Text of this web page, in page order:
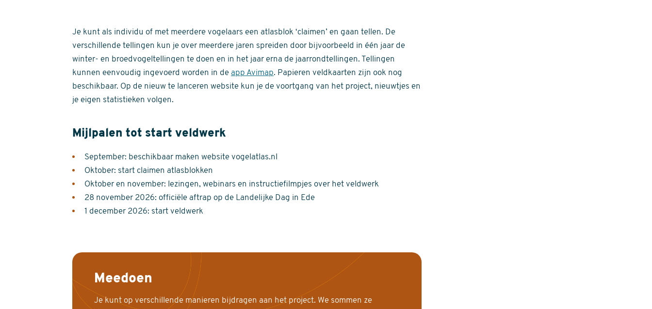
Je kunt als individu of met meerdere vogelaars een atlasblok ‘claimen’ en gaan tellen. De
verschillende tellingen kun je over meerdere jaren spreiden door bijvoorbeeld in één jaar de
winter- en broedvogeltellingen te doen en in het jaar erna de jaarrondtellingen. Tellingen
kunnen eenvoudig ingevoerd worden in de app Avimap. Papieren veldkaarten zijn ook nog
beschikbaar. Op de nieuw te lanceren website kun je de voortgang van het project, nieuwtjes en
je eigen statistieken volgen.
Mijlpalen tot start veldwerk
September: beschikbaar maken website vogelatlas.nl
Oktober: start claimen atlasblokken
Oktober en november: lezingen, webinars en instructiefilmpjes over het veldwerk
28 november 2026: officiële aftrap op de Landelijke Dag in Ede
1 december 2026: start veldwerk
Meedoen
Je kunt op verschillende manieren bijdragen aan het project. We sommen ze